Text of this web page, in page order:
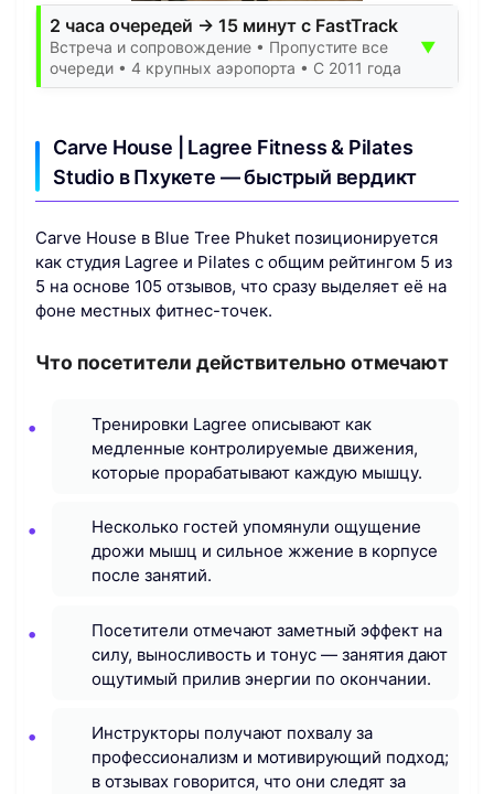
2 часа очередей → 15 минут с FastTrack
Встреча и сопровождение • Пропустите все
очереди • 4 крупных аэропорта • С 2011 года
▼
Carve House | Lagree Fitness & Pilates
Studio в Пхукете — быстрый вердикт
Carve House в Blue Tree Phuket позиционируется
как студия Lagree и Pilates с общим рейтингом 5 из
5 на основе 105 отзывов, что сразу выделяет её на
фоне местных фитнес-точек.
Что посетители действительно отмечают
Тренировки Lagree описывают как
медленные контролируемые движения,
которые прорабатывают каждую мышцу.
Несколько гостей упомянули ощущение
дрожи мышц и сильное жжение в корпусе
после занятий.
Посетители отмечают заметный эффект на
силу, выносливость и тонус — занятия дают
ощутимый прилив энергии по окончании.
Инструкторы получают похвалу за
профессионализм и мотивирующий подход;
в отзывах говорится, что они следят за